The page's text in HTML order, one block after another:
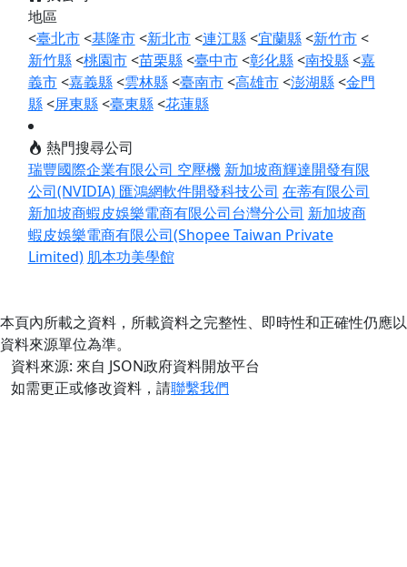
地區
<臺北市<基隆市<新北市<連江縣<宜蘭縣<新竹市<
新竹縣<桃園市<苗栗縣<臺中市<彰化縣<南投縣<嘉
義市<嘉義縣<雲林縣<臺南市<高雄市<澎湖縣<金門
縣<屏東縣<臺東縣<花蓮縣
熱門搜尋公司
瑞豐國際企業有限公司 空壓機 新加坡商輝達開發有限
公司(NVIDIA) 匯鴻網軟件開發科技公司 在蒂有限公司
新加坡商蝦皮娛樂電商有限公司台灣分公司 新加坡商
蝦皮娛樂電商有限公司(Shopee Taiwan Private
Limited) 肌本功美學館
本頁內所載之資料，所載資料之完整性、即時性和正確性仍應以
資料來源單位為準。
資料來源: 來自 JSON政府資料開放平台
如需更正或修改資料，請聯繫我們